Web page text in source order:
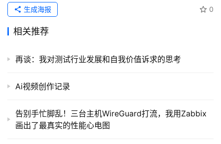
0
生成海报
相关推荐
再谈：我对测试行业发展和自我价值诉求的思考
Ai视频创作记录
告别手忙脚乱！三台主机WireGuard打流，我用Zabbix
画出了最真实的性能心电图